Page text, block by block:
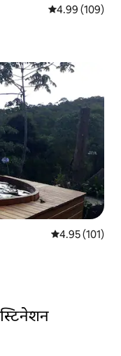
औसत रेटिंग 5 में से
4.99 (109)
औसत रेटिंग 5 में से
4.95 (101)